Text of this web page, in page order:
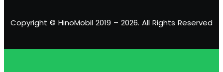
Copyright © HinoMobil 2019 – 2026. All Rights Reserved